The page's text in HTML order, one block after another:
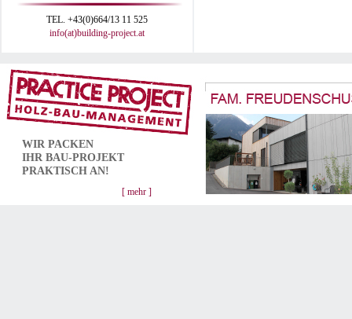
TEL. +43(0)664/13 11 525
info(at)building-project.at
WIR PACKEN
IHR BAU-PROJEKT
PRAKTISCH AN!
[ mehr ]